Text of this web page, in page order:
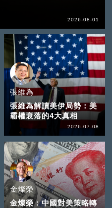
2026-08-01
張維為
張維為解讀美伊局勢：美
霸權衰落的4大真相
2026-07-08
金燦榮
金燦榮：中國對美策略轉